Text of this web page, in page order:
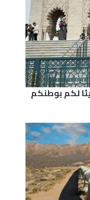
لكم بوطنكم